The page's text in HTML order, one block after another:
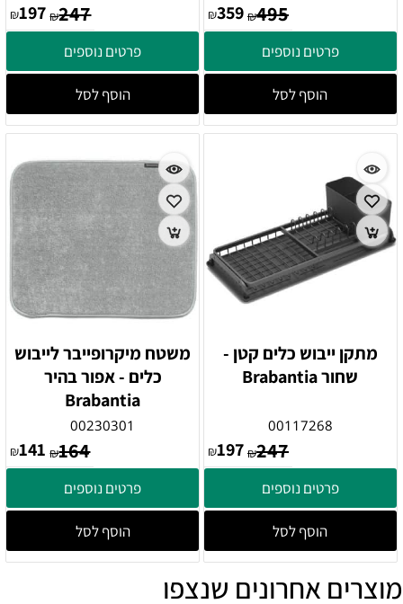
₪495
₪359
פרטים נוספים
הוסף לסל
₪247
₪197
פרטים נוספים
הוסף לסל
מתקן ייבוש כלים קטן -
שחור Brabantia
00117268
₪247
₪197
פרטים נוספים
הוסף לסל
משטח מיקרופייבר לייבוש
כלים - אפור בהיר
Brabantia
00230301
₪164
₪141
פרטים נוספים
הוסף לסל
מוצרים אחרונים שנצפו